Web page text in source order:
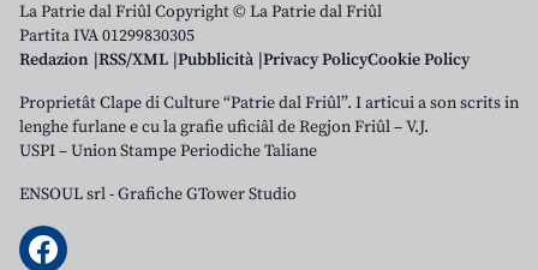
La Patrie dal Friûl Copyright © La Patrie dal Friûl
Partita IVA 01299830305
Redazion RSS/XML Pubblicità Privacy PolicyCookie Policy
Proprietât Clape di Culture “Patrie dal Friûl”. I articui a son scrits in
lenghe furlane e cu la grafie uficiâl de Regjon Friûl – V.J.
USPI – Union Stampe Periodiche Taliane
ENSOUL srl-Grafiche GTower Studio